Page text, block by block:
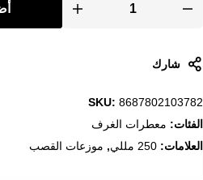
شارك
SKU: 8687802103782
الفئات: معطرات الغرف
العلامات: 250 مللي , موزعات القصب